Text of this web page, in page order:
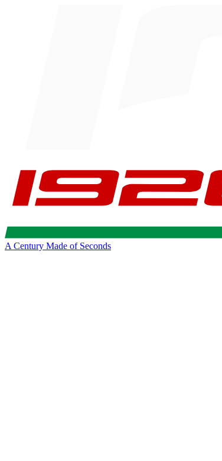
A Century Made of Seconds